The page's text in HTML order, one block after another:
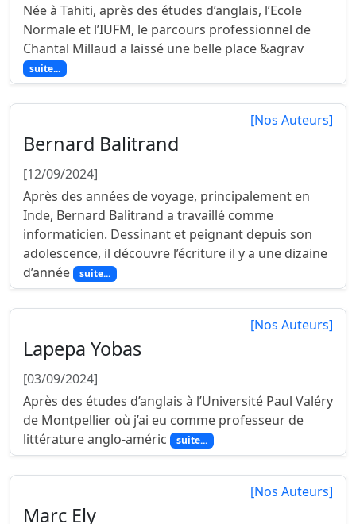
Née à Tahiti, après des études d’anglais, l’Ecole
Normale et l’IUFM, le parcours professionnel de
Chantal Millaud a laissé une belle place &agrav
suite...
[Nos Auteurs]
Bernard Balitrand
[12/09/2024]
Après des années de voyage, principalement en
Inde, Bernard Balitrand a travaillé comme
informaticien. Dessinant et peignant depuis son
adolescence, il découvre l’écriture il y a une dizaine
d’année
suite...
[Nos Auteurs]
Lapepa Yobas
[03/09/2024]
Après des études d’anglais à l’Université Paul Valéry
de Montpellier où j’ai eu comme professeur de
littérature anglo-améric
suite...
[Nos Auteurs]
Marc Ely